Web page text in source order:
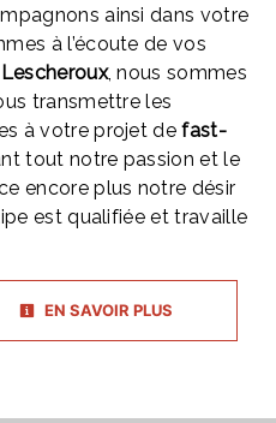
ainsi dans votre
à l’écoute de vos
Lescheroux, nous sommes
transmettre les
à votre projet defast-
tout notre passion et le
encore plus notre désir
est qualifiée et travaille
EN SAVOIR PLUS